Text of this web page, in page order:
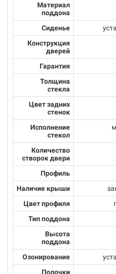
Материал
поддона
Сиденье
Конструкция
дверей
Гарантия
Толщина
стекла
Цвет задних
стенок
Исполнение
стекол
Количество
створок двери
Профиль
Наличие крыши
Цвет профиля
Тип поддона
Высота
поддона
Озонирование
Полочки